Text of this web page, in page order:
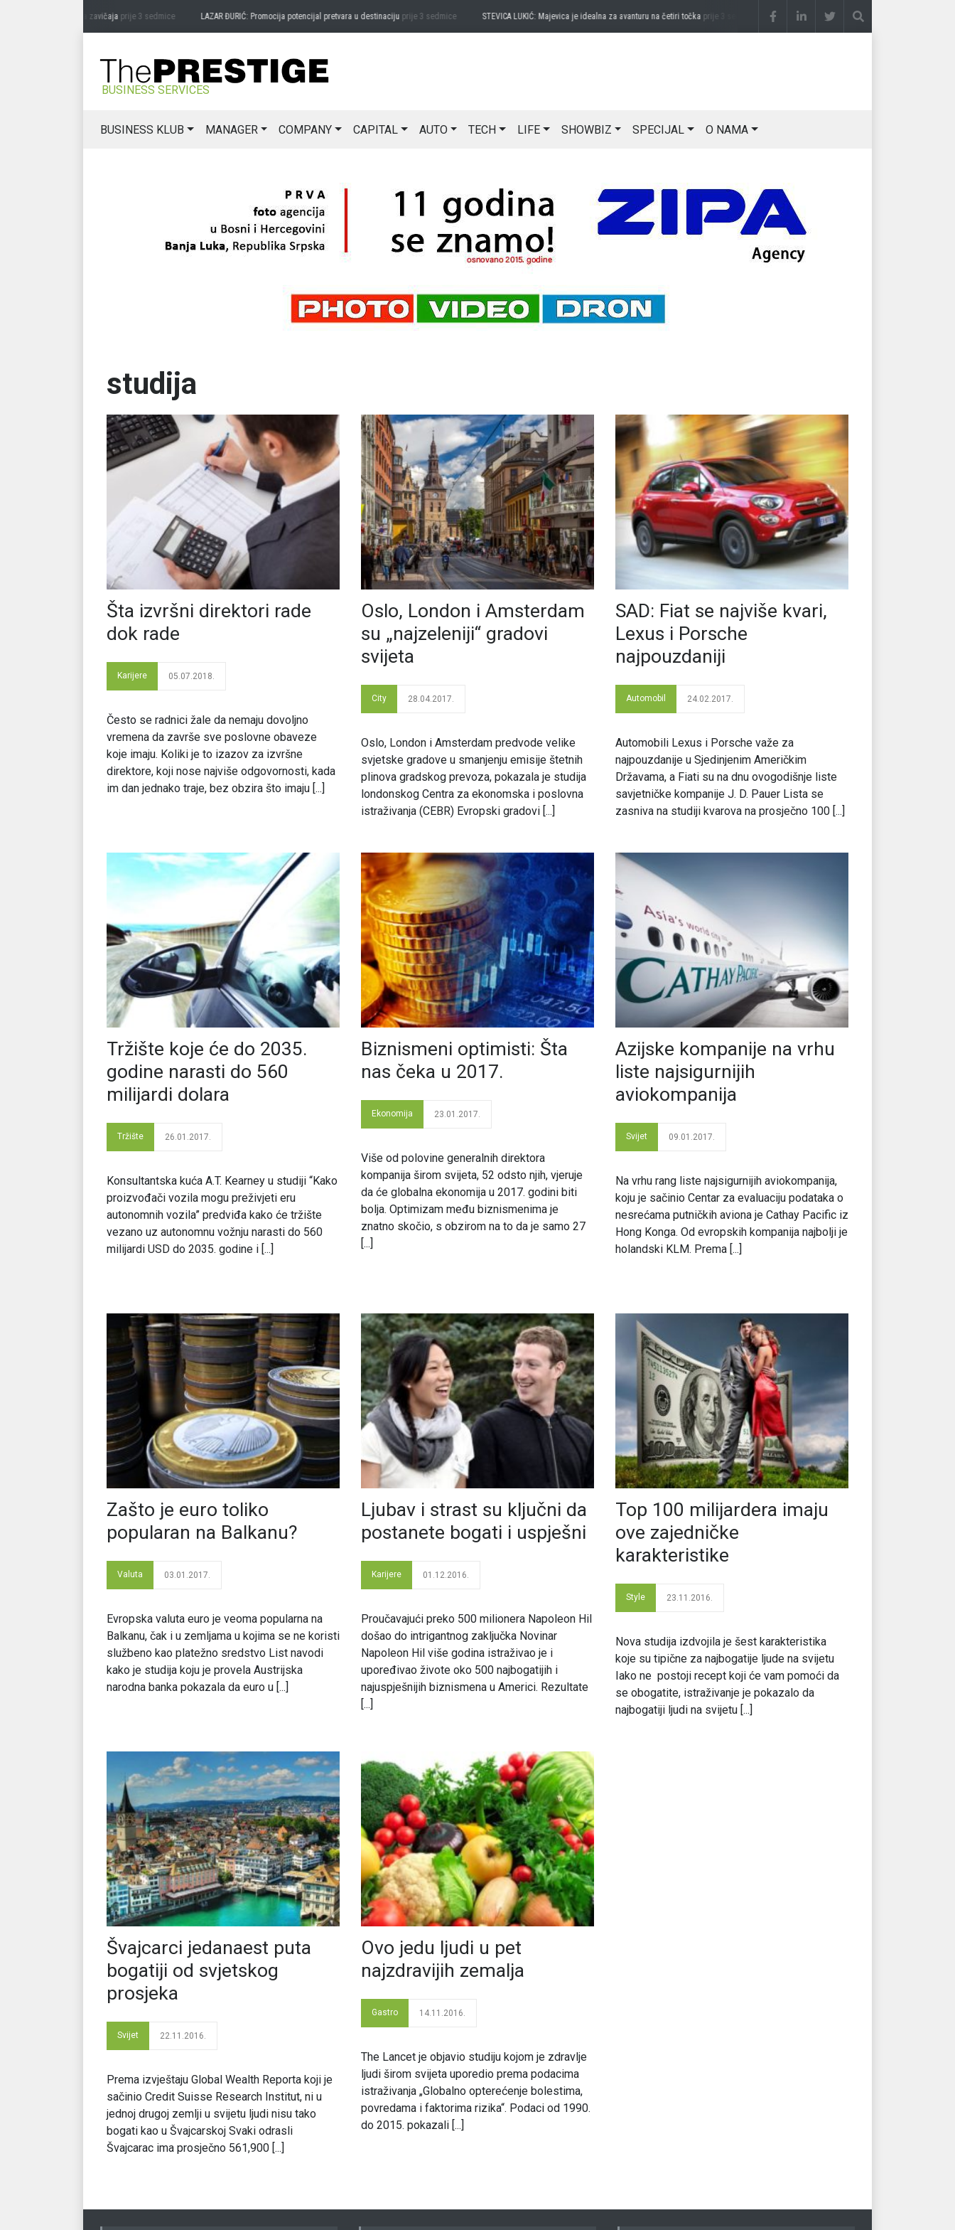
Čuvari ukusa zavičajaprije 3 sedmice LAZAR ĐURIĆ: Promocija potencijal pretvara u destinacijuprije 3 sedmice STEVICA LUKIĆ: Majevica je idealna za avanturu na četiri točkaprije 3 sedmice DRAGAN OSTOJIĆ: Moj karakter je iskovan na Majevici
BUSINESS SERVICES
BUSINESS KLUB MANAGER COMPANY CAPITAL AUTO TECH LIFE SHOWBIZ SPECIJAL O NAMA
studija
Šta izvršni direktori rade
dok rade
Karijere 05.07.2018.
Često se radnici žale da nemaju dovoljno
vremena da završe sve poslovne obaveze
koje imaju. Koliki je to izazov za izvršne
direktore, koji nose najviše odgovornosti, kada
im dan jednako traje, bez obzira što imaju [...]
Oslo, London i Amsterdam
su „najzeleniji“ gradovi
svijeta
City 28.04.2017.
Oslo, London i Amsterdam predvode velike
svjetske gradove u smanjenju emisije štetnih
plinova gradskog prevoza, pokazala je studija
londonskog Centra za ekonomska i poslovna
istraživanja (CEBR) Evropski gradovi [...]
SAD: Fiat se najviše kvari,
Lexus i Porsche
najpouzdaniji
Automobil 24.02.2017.
Automobili Lexus i Porsche važe za
najpouzdanije u Sjedinjenim Američkim
Državama, a Fiati su na dnu ovogodišnje liste
savjetničke kompanije J. D. Pauer Lista se
zasniva na studiji kvarova na prosječno 100 [...]
Tržište koje će do 2035.
godine narasti do 560
milijardi dolara
Tržište 26.01.2017.
Konsultantska kuća A.T. Kearney u studiji “Kako
proizvođači vozila mogu preživjeti eru
autonomnih vozila” predviđa kako će tržište
vezano uz autonomnu vožnju narasti do 560
milijardi USD do 2035. godine i [...]
Biznismeni optimisti: Šta
nas čeka u 2017.
Ekonomija 23.01.2017.
Više od polovine generalnih direktora
kompanija širom svijeta, 52 odsto njih, vjeruje
da će globalna ekonomija u 2017. godini biti
bolja. Optimizam među biznismenima je
znatno skočio, s obzirom na to da je samo 27
[...]
Azijske kompanije na vrhu
liste najsigurnijih
aviokompanija
Svijet 09.01.2017.
Na vrhu rang liste najsigurnijih aviokompanija,
koju je sačinio Centar za evaluaciju podataka o
nesrećama putničkih aviona je Cathay Pacific iz
Hong Konga. Od evropskih kompanija najbolji je
holandski KLM. Prema [...]
Zašto je euro toliko
popularan na Balkanu?
Valuta 03.01.2017.
Evropska valuta euro je veoma popularna na
Balkanu, čak i u zemljama u kojima se ne koristi
službeno kao platežno sredstvo List navodi
kako je studija koju je provela Austrijska
narodna banka pokazala da euro u [...]
Ljubav i strast su ključni da
postanete bogati i uspješni
Karijere 01.12.2016.
Proučavajući preko 500 milionera Napoleon Hil
došao do intrigantnog zaključka Novinar
Napoleon Hil više godina istraživao je i
upoređivao živote oko 500 najbogatijih i
najuspješnijih biznismena u Americi. Rezultate
[...]
Top 100 milijardera imaju
ove zajedničke
karakteristike
Style 23.11.2016.
Nova studija izdvojila je šest karakteristika
koje su tipične za najbogatije ljude na svijetu
Iako ne postoji recept koji će vam pomoći da
se obogatite, istraživanje je pokazalo da
najbogatiji ljudi na svijetu [...]
Švajcarci jedanaest puta
bogatiji od svjetskog
prosjeka
Svijet 22.11.2016.
Prema izvještaju Global Wealth Reporta koji je
sačinio Credit Suisse Research Institut, ni u
jednoj drugoj zemlji u svijetu ljudi nisu tako
bogati kao u Švajcarskoj Svaki odrasli
Švajcarac ima prosječno 561,900 [...]
Ovo jedu ljudi u pet
najzdravijih zemalja
Gastro 14.11.2016.
The Lancet je objavio studiju kojom je zdravlje
ljudi širom svijeta uporedio prema podacima
istraživanja „Globalno opterećenje bolestima,
povredama i faktorima rizika“. Podaci od 1990.
do 2015. pokazali [...]